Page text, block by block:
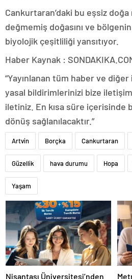
Cankurtaran’daki bu eşsiz doğa
değmemiş doğasını ve
biyolojik çeşitliliği yansıtıyor.
Haber Kaynak :
“Yayınlanan tüm haber ve
yasal bildirimlerinizi bize
iletiniz. En kısa süre içerisinde
dönüş sağlanılacaktır.”
Artvin Borçka Cankurtaran
Güzellik hava durumu Hopa
Yaşam
Nişantaşı Üniversitesi’nden